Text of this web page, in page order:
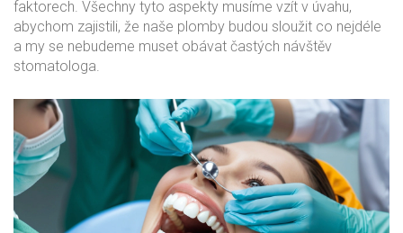
faktorech. Všechny tyto aspekty musíme vzít v úvahu,
abychom zajistili, že naše plomby budou sloužit co nejdéle
a my se nebudeme muset obávat častých návštěv
stomatologa.